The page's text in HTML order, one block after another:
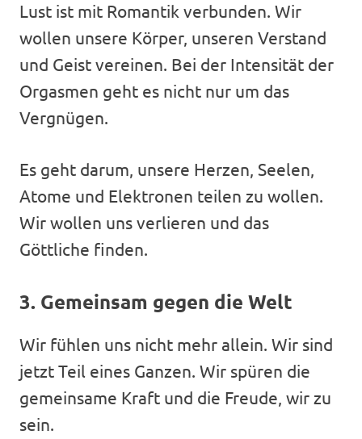
Lust ist mit Romantik verbunden. Wir
wollen unsere Körper, unseren Verstand
und Geist vereinen. Bei der Intensität der
Orgasmen geht es nicht nur um das
Vergnügen.
Es geht darum, unsere Herzen, Seelen,
Atome und Elektronen teilen zu wollen.
Wir wollen uns verlieren und das
Göttliche finden.
3. Gemeinsam gegen die Welt
Wir fühlen uns nicht mehr allein. Wir sind
jetzt Teil eines Ganzen. Wir spüren die
gemeinsame Kraft und die Freude, wir zu
sein.